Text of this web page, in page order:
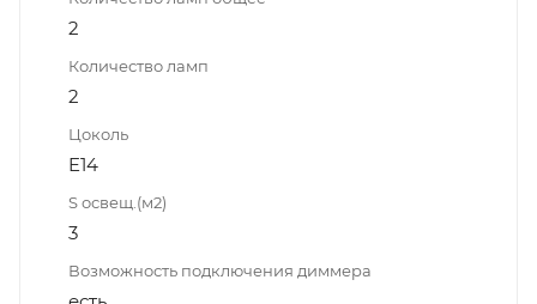
2
Количество ламп
2
Цоколь
E14
S освещ.(м2)
3
Возможность подключения диммера